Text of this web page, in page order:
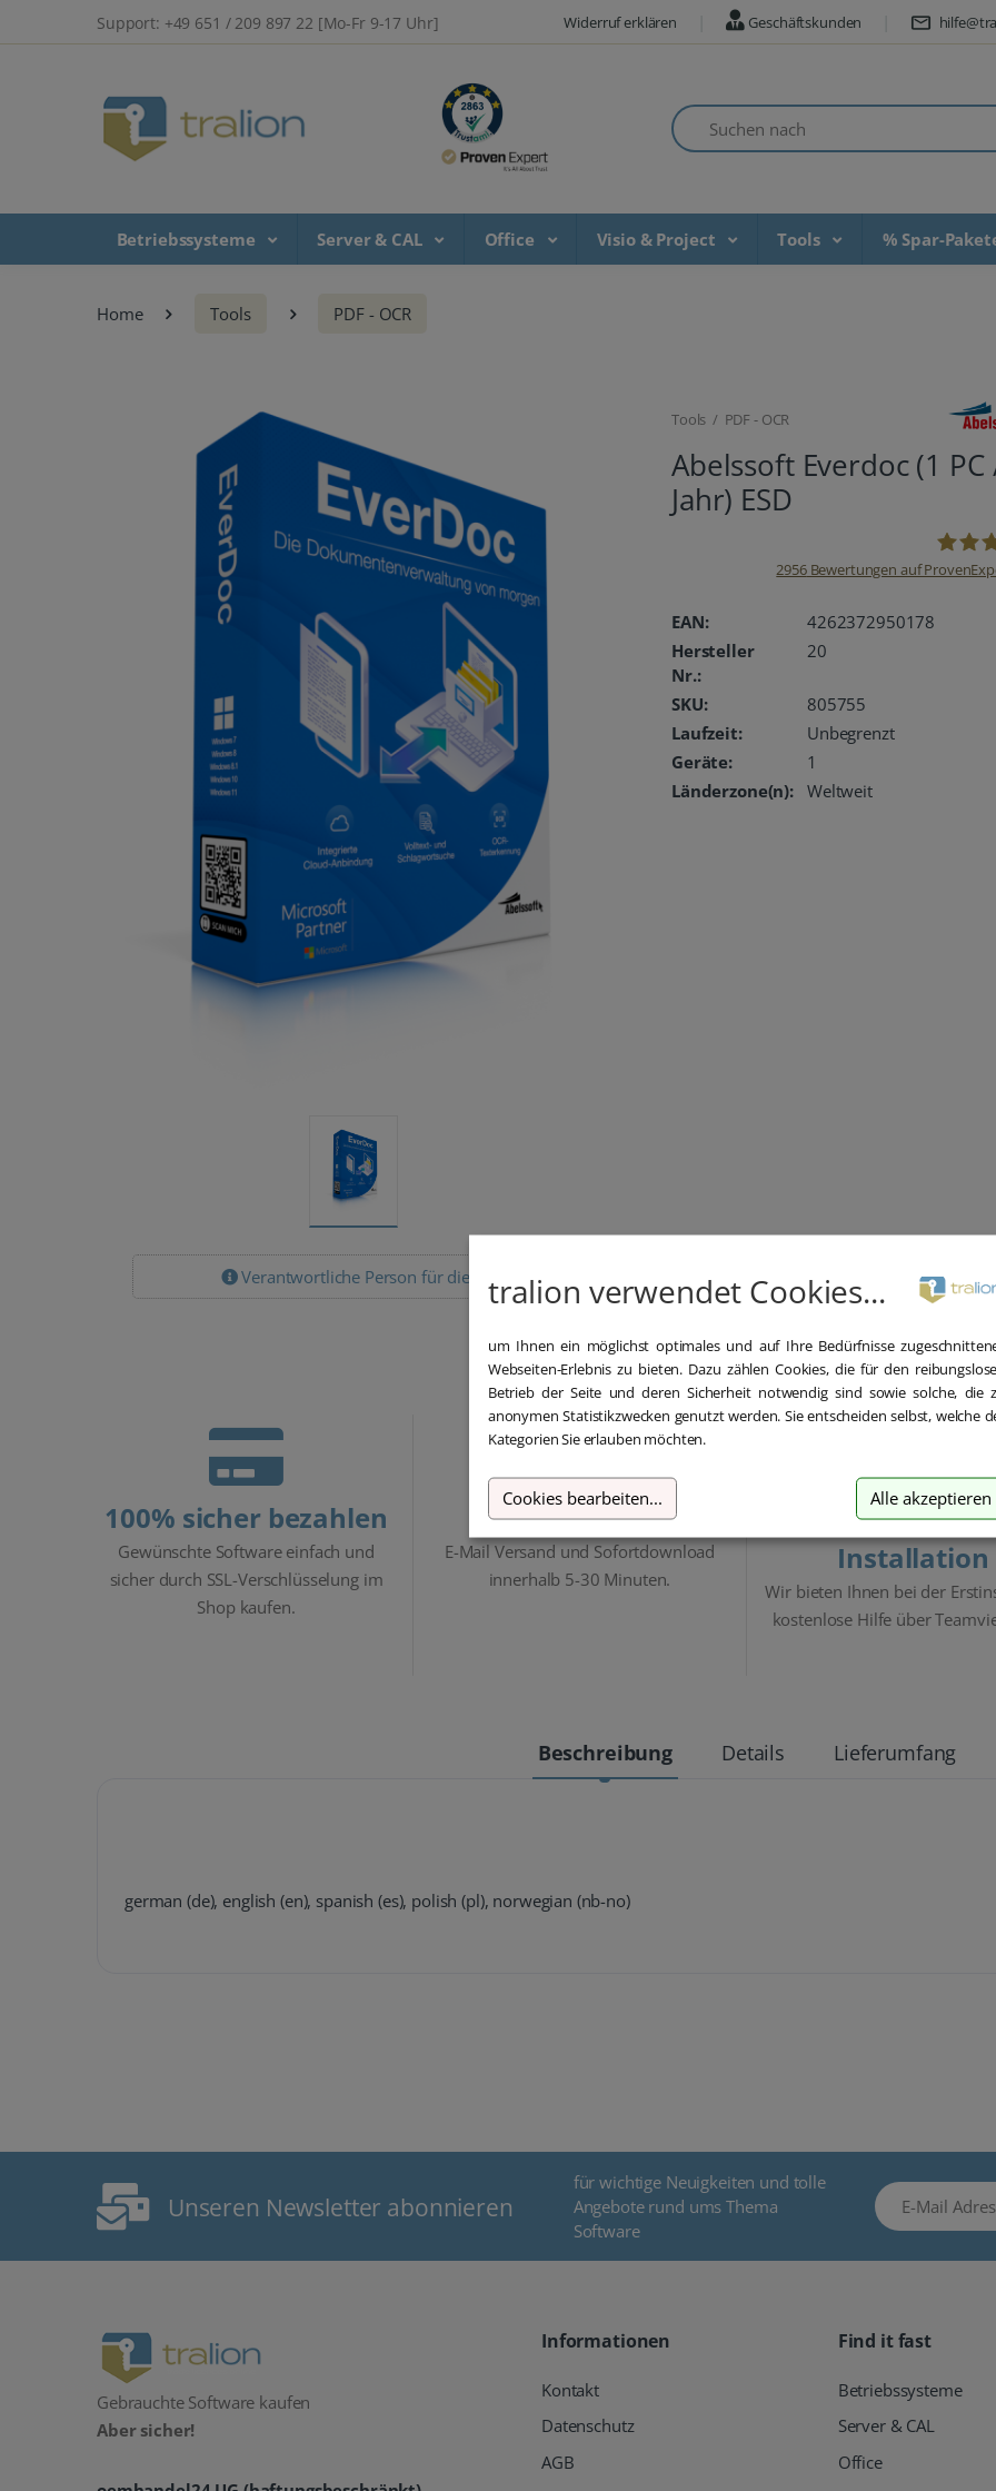
Support: +49 651 / 209 897 22 [Mo-Fr 9-17 Uhr] Widerruf erklären Geschäftskunden
Suchen nach
Betriebssysteme Server & CAL Office Visio & Project Tools % Spar-
Home Tools PDF - OCR
Verantwortliche Person für die EU
Tools / PDF - OCR
Abelssoft Everdoc (1 PC
Jahr) ESD
2956Bewertungen auf
EAN:
4262372950178
Hersteller
Nr.:
20
SKU:
805755
Laufzeit:
Unbegrenzt
Geräte:
1
Länderzone(n):
Weltweit
100% sicher bezahlen
Gewünschte Software einfach und
sicher durch SSL-Verschlüsselung im
Shop kaufen.
Blitzversand
E-Mail Versand und Sofortdownload
innerhalb 5-30 Minuten.
Hilfe bei der
Installation
Wir bieten Ihnen bei der
kostenlose Hilfe über
Beschreibung Details Lieferumfang
german (de), english (en), spanish (es), polish (pl), norwegian (nb-no)
Unseren Newsletter abonnieren
für wichtige Neuigkeiten und tolle
Angebote rund ums Thema
Software
E-Mail Adresse
Gebrauchte Software kaufen
Aber sicher!
Informationen
Kontakt
Datenschutz
AGB
Find it fast
Betriebssysteme
Server & CAL
Office
tralion verwendet Cookies...
um Ihnen ein möglichst optimales und auf Ihre Bedürfnisse
Webseiten-Erlebnis zu bieten. Dazu zählen Cookies, die für den
Betrieb der Seite und deren Sicherheit notwendig sind sowie solche, die
anonymen Statistikzwecken genutzt werden. Sie entscheiden selbst, welche
Kategorien Sie erlauben möchten.
Cookies bearbeiten... Alle akzeptieren